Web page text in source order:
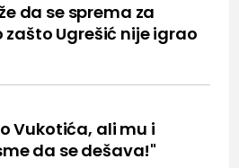
da se sprema za
zašto Ugrešić nije igrao
Vukotića, ali mu i
da se dešava!"